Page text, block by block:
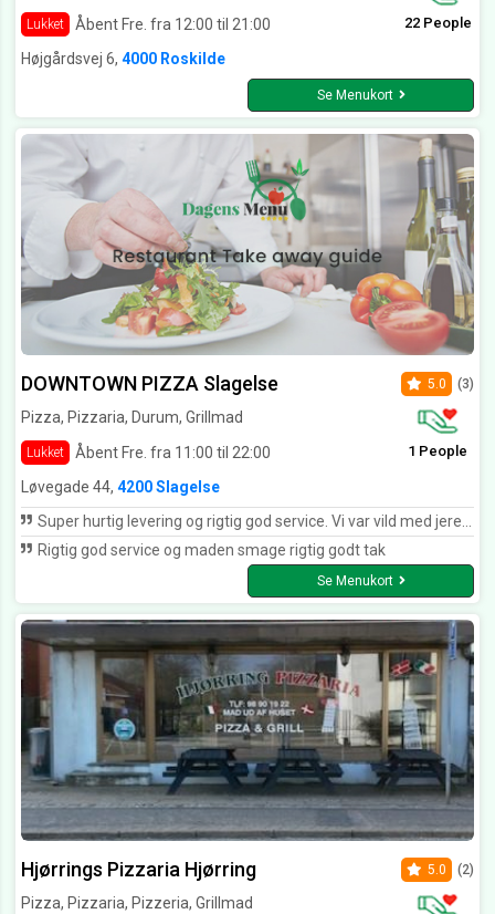
Lukket Åbent Fre. fra 12:00 til 21:00 22 People
Højgårdsvej 6, 4000 Roskilde
Se Menukort
DOWNTOWN PIZZA Slagelse
Pizza, Pizzaria, Durum, Grillmad
Lukket Åbent Fre. fra 11:00 til 22:00
5.0 (3)
1 People
Løvegade 44, 4200 Slagelse
Super hurtig levering og rigtig god service. Vi var vild med jeres manaish👌👌👌
Rigtig god service og maden smage rigtig godt tak
Se Menukort
Hjørrings Pizzaria Hjørring
Pizza, Pizzaria, Pizzeria, Grillmad
5.0 (2)